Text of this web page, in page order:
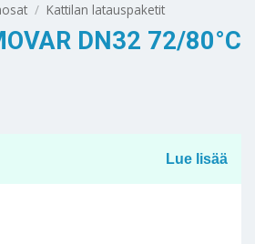
/ Kattilan latauspaketit
DN32 72/80°C
Lue lisää